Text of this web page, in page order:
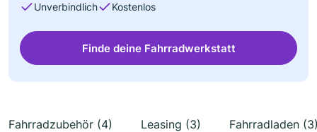
Unverbindlich Kostenlos
Finde deine Fahrradwerkstatt
Fahrradzubehör (4) Leasing (3) Fahrradladen